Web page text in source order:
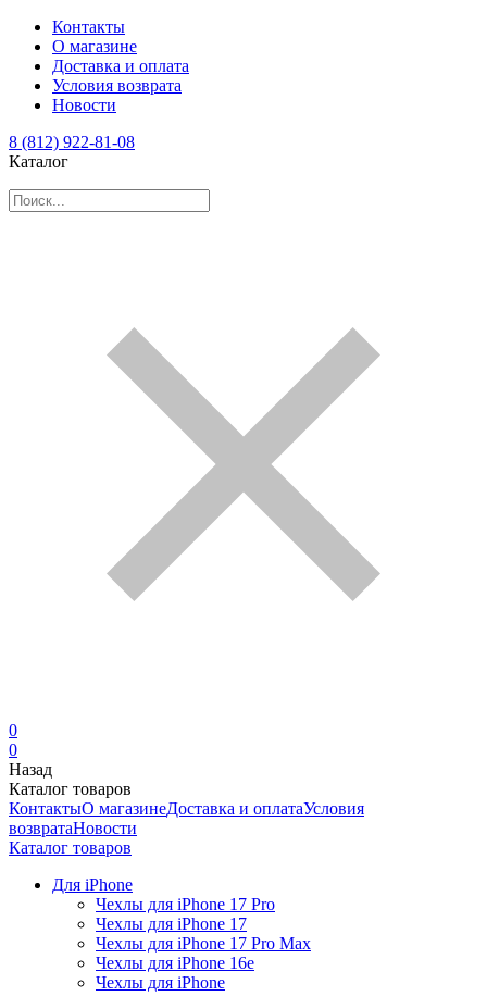
Контакты
О магазине
Доставка и оплата
Условия возврата
Новости
8 (812) 922-81-08
Каталог
0
0
Назад
Каталог товаров
КонтактыО магазинеДоставка и оплатаУсловия
возвратаНовости
Каталог товаров
Для iPhone
Чехлы для iPhone 17 Pro
Чехлы для iPhone 17
Чехлы для iPhone 17 Pro Max
Чехлы для iPhone 16e
Чехлы для iPhone